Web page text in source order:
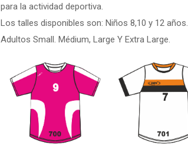
para la actividad deportiva.
Los talles disponibles son: Niños 8,10 y 12 años.
Adultos Small. Médium, Large Y Extra Large.